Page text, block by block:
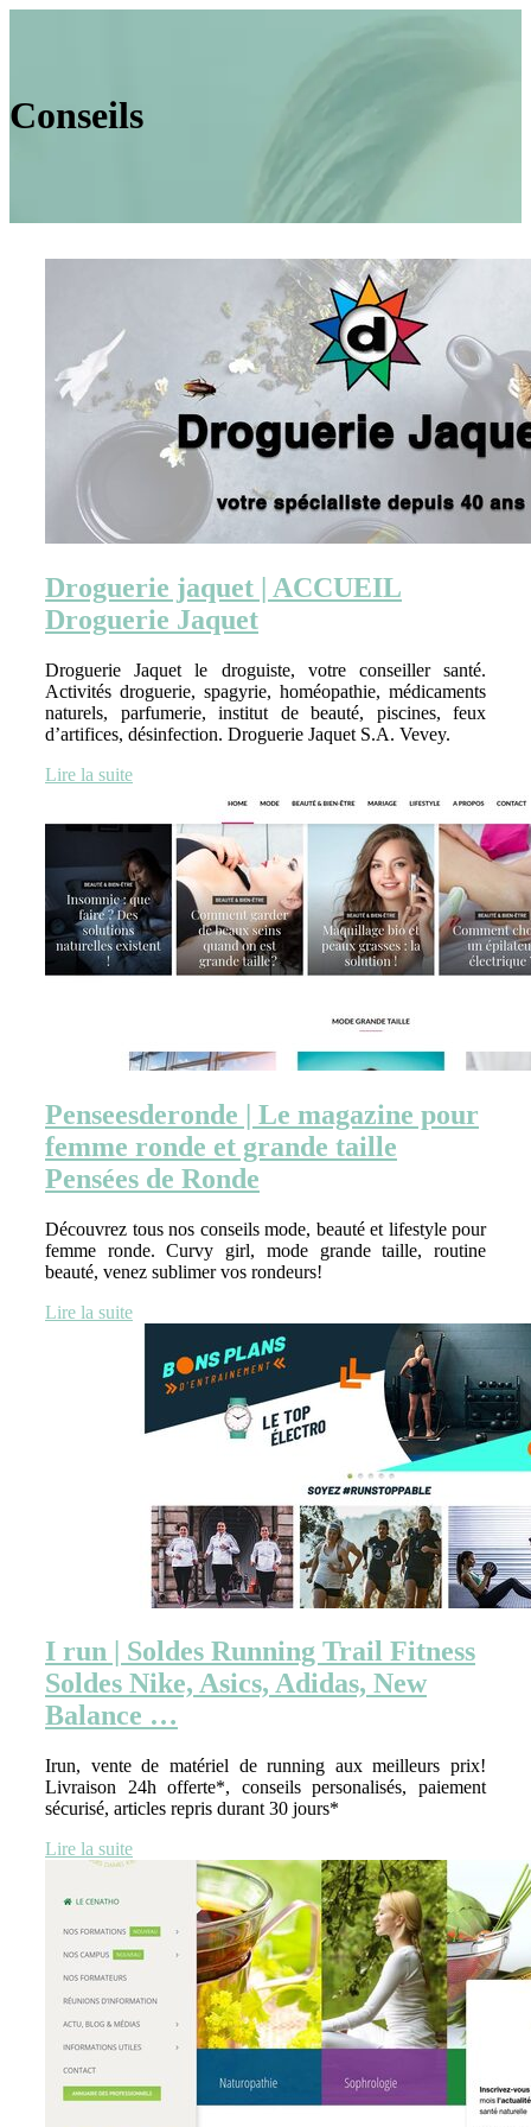
Conseils
Droguerie jaquet | ACCUEIL
Droguerie Jaquet
Droguerie Jaquet le droguiste, votre conseiller santé.
Activités droguerie, spagyrie, homéopathie, médicaments
naturels, parfumerie, institut de beauté, piscines, feux
d’artifices, désinfection. Droguerie Jaquet S.A. Vevey.
Lire la suite
Pen­seesde­ron­de | Le magazine pour
femme ronde et grande taille
Pensées de Ronde
Découvrez tous nos conseils mode, beauté et lifestyle pour
femme ronde. Curvy girl, mode grande taille, routine
beauté, venez sublimer vos rondeurs!
Lire la suite
I run | Soldes Running Trail Fitness
Soldes Nike, Asics, Adidas, New
Balance …
Irun, vente de matériel de running aux meilleurs prix!
Livraison 24h offerte*, conseils personalisés, paiement
sécurisé, articles repris durant 30 jours*
Lire la suite